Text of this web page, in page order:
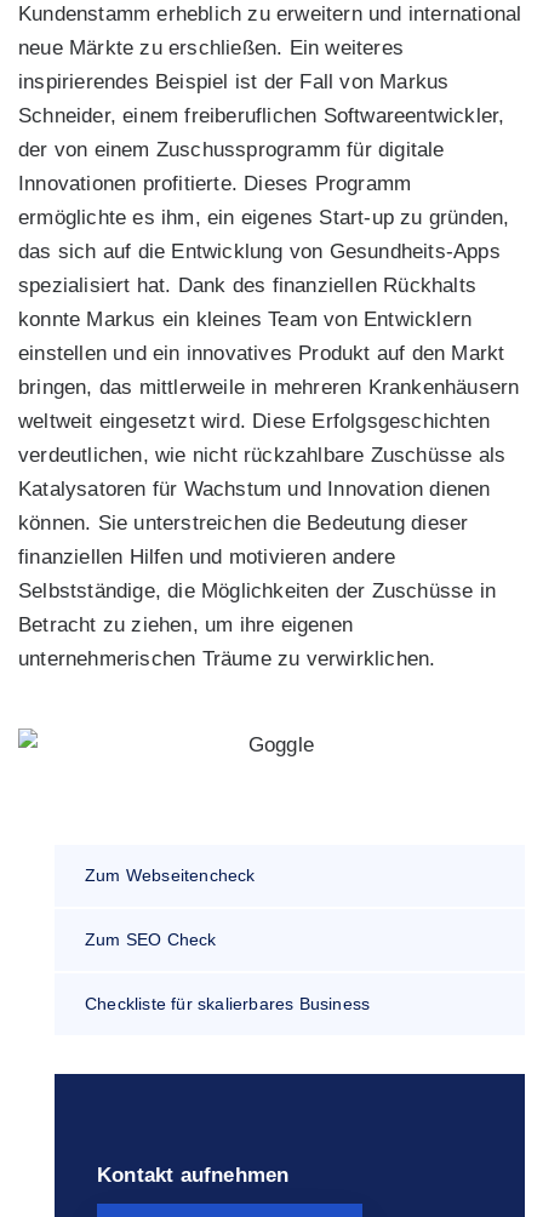
Kundenstamm erheblich zu erweitern und international
neue Märkte zu erschließen. Ein weiteres
inspirierendes Beispiel ist der Fall von Markus
Schneider, einem freiberuflichen Softwareentwickler,
der von einem Zuschussprogramm für digitale
Innovationen profitierte. Dieses Programm
ermöglichte es ihm, ein eigenes Start-up zu gründen,
das sich auf die Entwicklung von Gesundheits-Apps
spezialisiert hat. Dank des finanziellen Rückhalts
konnte Markus ein kleines Team von Entwicklern
einstellen und ein innovatives Produkt auf den Markt
bringen, das mittlerweile in mehreren Krankenhäusern
weltweit eingesetzt wird. Diese Erfolgsgeschichten
verdeutlichen, wie nicht rückzahlbare Zuschüsse als
Katalysatoren für Wachstum und Innovation dienen
können. Sie unterstreichen die Bedeutung dieser
finanziellen Hilfen und motivieren andere
Selbstständige, die Möglichkeiten der Zuschüsse in
Betracht zu ziehen, um ihre eigenen
unternehmerischen Träume zu verwirklichen.
Zum Webseitencheck
Zum SEO Check
Checkliste für skalierbares Business
Kontakt aufnehmen